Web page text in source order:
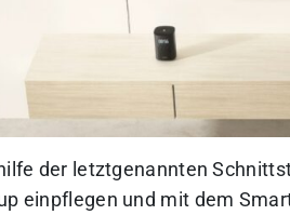
der letztgenannten
einpflegen und mit dem